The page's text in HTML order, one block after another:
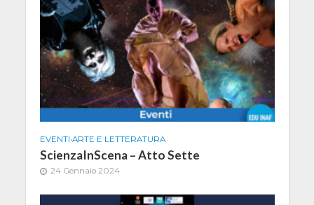
EVENTI•ARTE E LETTERATURA
ScienzaInScena – Atto Sette
24 Gennaio 2024